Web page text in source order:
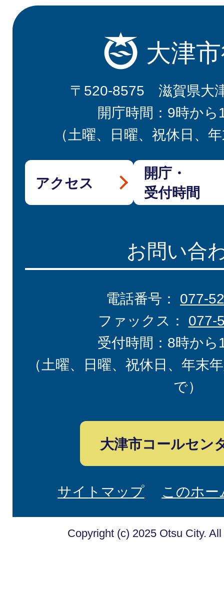
大津
〒520-8575 滋賀県大
開庁時間：9時から
（土曜、日曜、祝休日、
アクセス
開庁・
受付時間
お問い合
電話番号： 077-
ファックス： 077-
受付時間：8時から
（土曜、日曜、祝休日、年末
で）
大津市コールセン
サイトマップ このホ
Copyright (c) 2025 Otsu City.